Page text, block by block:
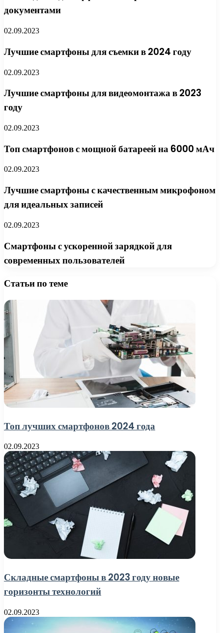
документами
02.09.2023
Лучшие смартфоны для съемки в 2024 году
02.09.2023
Лучшие смартфоны для видеомонтажа в 2023
году
02.09.2023
Топ смартфонов с мощной батареей на 6000 мАч
02.09.2023
Лучшие смартфоны с качественным микрофоном
для идеальных записей
02.09.2023
Смартфоны с ускоренной зарядкой для
современных пользователей
Статьи по теме
Топ лучших смартфонов 2024 года
02.09.2023
Складные смартфоны в 2023 году новые
горизонты технологий
02.09.2023